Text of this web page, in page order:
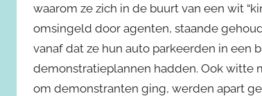
waarom ze zich in de buurt van een wit
omsingeld door agenten, staande
vanaf dat ze hun auto parkeerden in
demonstratieplannen hadden. Ook witte
om demonstranten ging, werden apart